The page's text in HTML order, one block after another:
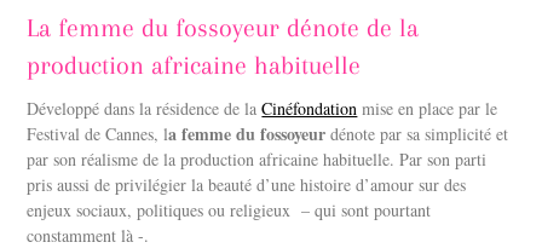
La femme du fossoyeur dénote de la
production africaine habituelle
Développé dans la résidence de laCinéfondation mise en place par le
Festival de Cannes, la femme du fossoyeur dénote par sa simplicité et
par son réalisme de la production africaine habituelle. Par son parti
pris aussi de privilégier la beauté d’une histoire d’amour sur des
enjeux sociaux, politiques ou religieux – qui sont pourtant
constamment là -.